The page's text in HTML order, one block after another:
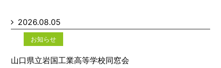
2026.08.05
お知らせ
山口県立岩国工業高等学校同窓会